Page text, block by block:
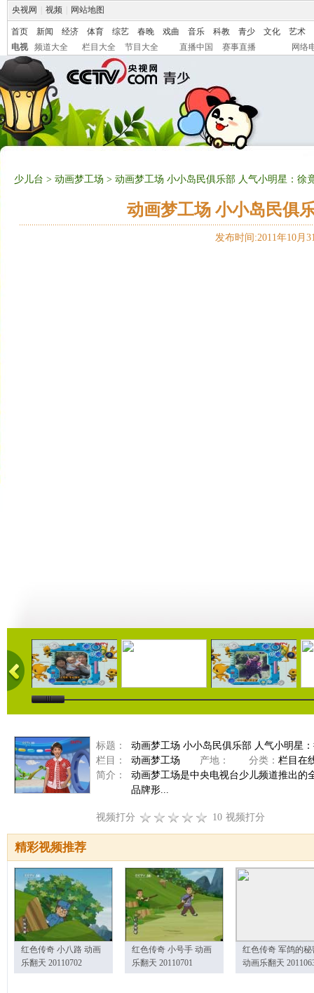
央视网 视频 网站地图
首页 新闻 经济 体育 综艺 春晚 戏曲 音乐 科教 青少 文化
艺术
电视
频道大全 栏目大全 节目大全 直播中国 赛事直播 网络
少儿台 > 动画梦工场 > 动画梦工场 小小岛民俱乐部 人气小明星：徐
动画梦工场 小小岛民俱
发布时间:2011年10月
02:44 02:50 02:48
标题：
动画梦工场 小小岛民俱乐部 人气小明星：
栏目：
动画梦工场 产地： 分类： 栏目在
简介：
动画梦工场是中央电视台少儿频道推出的
品牌形...
视频打分 10 视频打分
精彩视频推荐
红色传奇 小八路 动画
乐翻天 20110702
红色传奇 小号手 动画
乐翻天 20110701
红色传奇 军鸽的秘
动画乐翻天